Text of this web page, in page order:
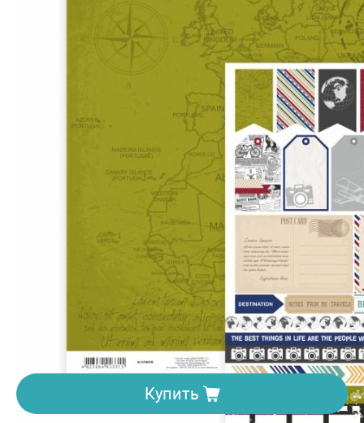
Производитель: ROSA •Тематика: Романтика,
Цвет: Оливковый, Зеленый, Синий, Серый,
Коллекция: Make your Journey
Купить